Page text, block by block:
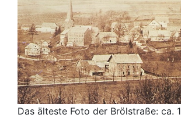
Das älteste Foto der Brölstraße: ca.